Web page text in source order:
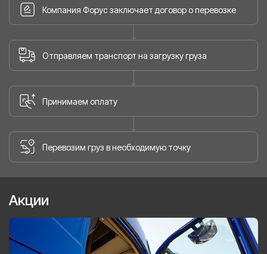
Компания Форус заключает договор о перевозке
Отправляем транспорт на загрузку груза
Принимаем оплату
Перевозим груз в необходимую точку
Акции